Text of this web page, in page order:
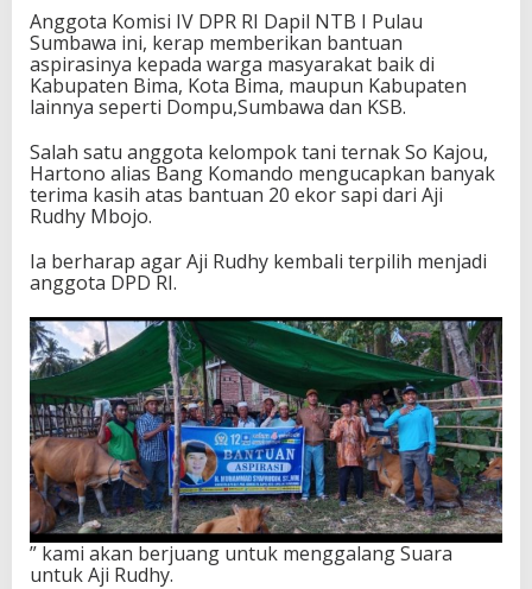
e
l
o
m
p
o
T
e
k
s
a
K
o
l
e
A
m
b
a
l
a
Anggota Komisi IV DPR RI Dapil NTB I Pulau
Sumbawa ini, kerap memberikan bantuan
aspirasinya kepada warga masyarakat baik di
Kabupaten Bima, Kota Bima, maupun Kabupaten
lainnya seperti Dompu,Sumbawa dan KSB.
Salah satu anggota kelompok tani ternak So Kajou,
Hartono alias Bang Komando mengucapkan banyak
terima kasih atas bantuan 20 ekor sapi dari Aji
Rudhy Mbojo.
Ia berharap agar Aji Rudhy kembali terpilih menjadi
anggota DPD RI.
” kami akan berjuang untuk menggalang Suara
untuk Aji Rudhy.